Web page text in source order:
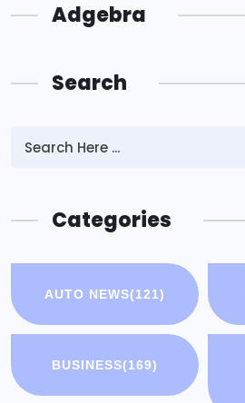
Adgebra
Search
Categories
AUTO NEWS(121)
BUSINESS(169)